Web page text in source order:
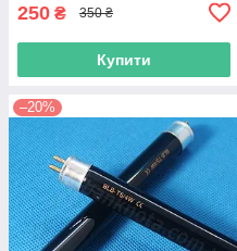
250 ₴ 350 ₴
Купити
–20%